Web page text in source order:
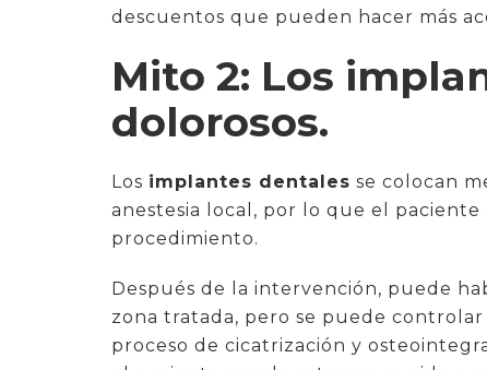
descuentos que pueden hacer más
Mito 2: Los
dolorosos.
Los implantes dentales se colocan
anestesia local, por lo que el
procedimiento.
Después de la intervención, puede
zona tratada, pero se puede controlar
proceso de cicatrización y